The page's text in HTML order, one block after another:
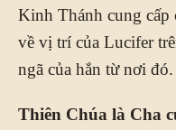
Kinh Thánh cung cấp
về vị trí của Lucifer
ngã của hắn từ nơi đó.
Thiên Chúa là Cha